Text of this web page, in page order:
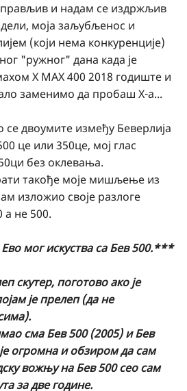
и надам се издржљив
моја заљубљенос и
(који нема конкуренције)
"ружног" дана када је
Х МАХ 400 2018 годиште и
заменимо да пробаш Х-а...
се двоумите између Беверлија
це или 350це, мој глас
без оклевања.
такође моје мишљење из
изложио своје разлоге
а не 500.
мог искуства са Бев 500.***
скутер, поготово ако је
је прелеп (да не
сма Бев 500 (2005) и Бев
огромна и обзиром да сам
вожњу на Бев 500 сео сам
за две године.